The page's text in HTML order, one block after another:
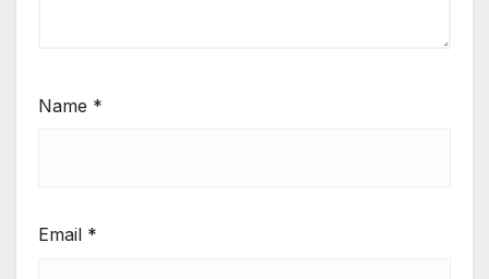
Name *
Email *